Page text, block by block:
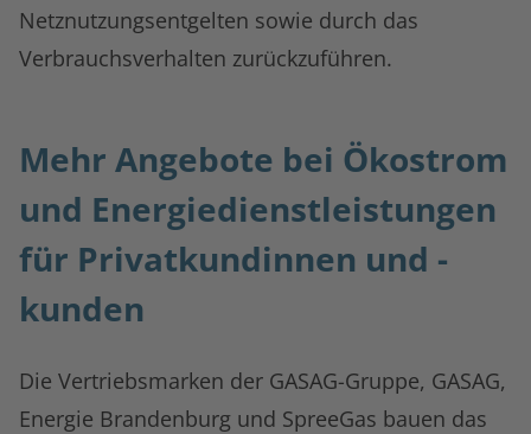
Netznutzungsentgelten sowie durch das
Verbrauchsverhalten zurückzuführen.
Mehr Angebote bei Ökostrom
und Energiedienstleistungen
für Privatkundinnen und -
kunden
Die Vertriebsmarken der GASAG-Gruppe, GASAG,
Energie Brandenburg und SpreeGas bauen das